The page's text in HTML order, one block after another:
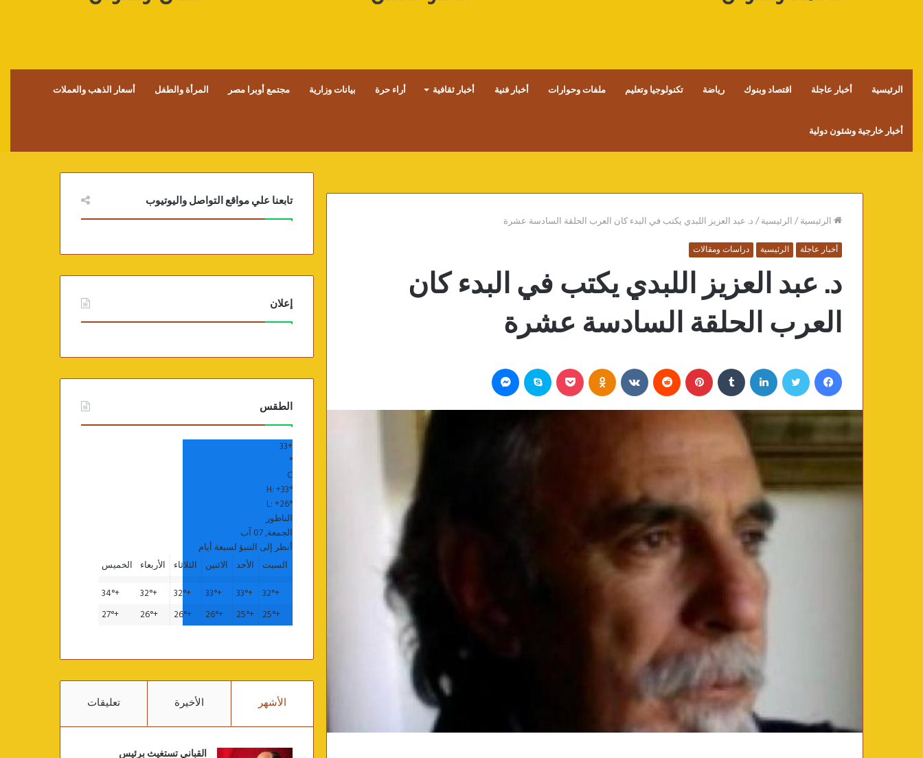
الرئيسية أخبار عاجلة اقتصاد وبنوك رياضة تكنولوجيا وتعليم ملفات وحوارات أخبار فنية أخبار ثقافية أراء حرة بيانات وزارية مجتمع أوبرا مصر المرأة والطفل أسعار الذهب والعملات
أخبار خارجية وشئون دولية
الرئيسية/الرئيسية/د. عبد العزيز اللبدي يكتب في البدء كان العرب الحلقة السادسة عشرة
أخبار عاجلة الرئيسية دراسات ومقالات
د. عبد العزيز اللبدي يكتب في البدء كان
العرب الحلقة السادسة عشرة
تابعنا علي مواقع التواصل واليوتيوب
إعلان
الطقس
+
33
°
C
H:+33°
L:+26°
الناظور
الجمعة, 07 آب
أنظر إلى التنبؤ لسبعة أيام
السبت
الأحد الاثنين الثلاثاء الأربعاء
الخميس
+
32°
+
33°
+
33°
+
32°
+
32°
+
34°
+
25°
+
25°
+
26°
+
26°
+
26°
+
27°
الأشهر الأخيرة تعليقات
القباني تستغيث برئيس